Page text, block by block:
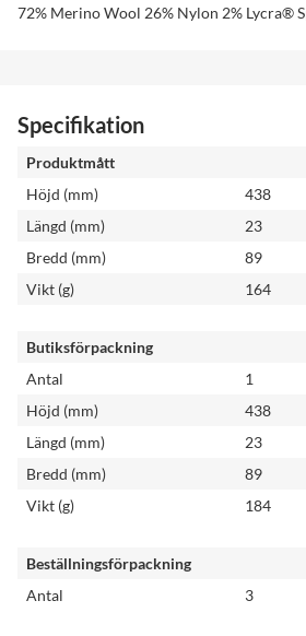
72% Merino Wool 26% Nylon 2% Lycra®
Specifikation
Produktmått
Höjd (mm)
438
Längd (mm)
23
Bredd (mm)
89
Vikt (g)
164
Butiksförpackning
Antal
1
Höjd (mm)
438
Längd (mm)
23
Bredd (mm)
89
Vikt (g)
184
Beställningsförpackning
Antal
3